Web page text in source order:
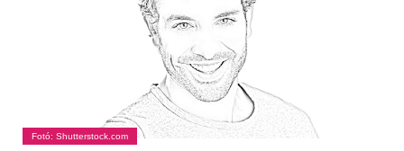
Fotó: Shutterstock.com